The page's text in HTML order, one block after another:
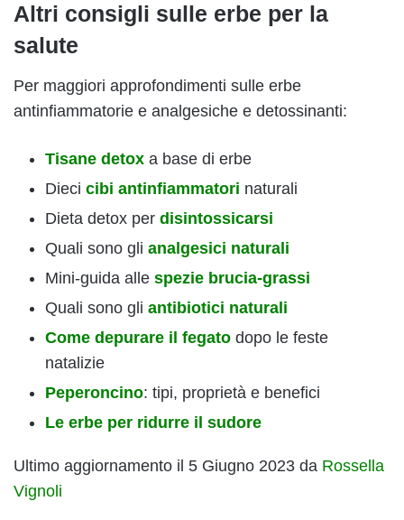
Altri consigli sulle erbe per la
salute
Per maggiori approfondimenti sulle erbe
antinfiammatorie e analgesiche e detossinanti:
Tisane detox a base di erbe
Dieci cibi antinfiammatori naturali
Dieta detox per disintossicarsi
Quali sono gli analgesici naturali
Mini-guida alle spezie brucia-grassi
Quali sono gli antibiotici naturali
Come depurare il fegato dopo le feste
natalizie
Peperoncino: tipi, proprietà e benefici
Le erbe per ridurre il sudore
Ultimo aggiornamento il 5 Giugno 2023 da Rossella
Vignoli